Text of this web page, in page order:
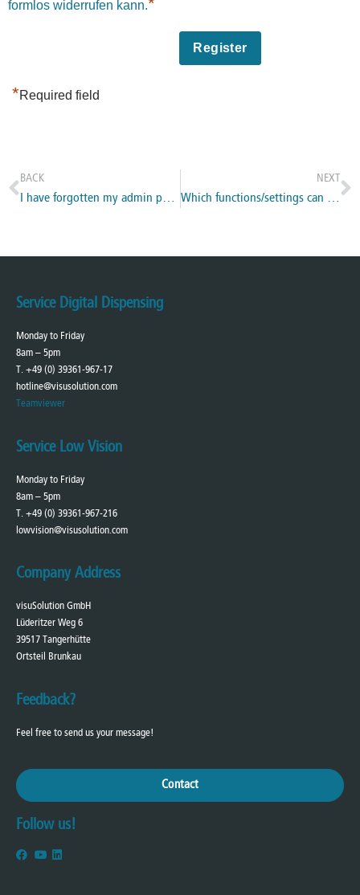
formlos widerrufen kann.
*Required field
BACK
I have forgotten my admin password – what to do?
NEXT
Which functions/settings can I reset to factory settings?
Service Digital Dispensing
Monday to Friday
8am – 5pm
T. +49 (0) 39361-967-17
hotline@visusolution.com
Teamviewer
Service Low Vision
Monday to Friday
8am – 5pm
T. +49 (0) 39361-967-216
lowvision@visusolution.com
Company Address
visuSolution GmbH
Lüderitzer Weg 6
39517 Tangerhütte
Ortsteil Brunkau
Feedback?
Feel free to send us your message!
Contact
Follow us!